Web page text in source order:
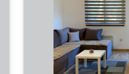
poseduje spa centar u
evra dan.
Zlatibor
Lokacija:
Zlatibor